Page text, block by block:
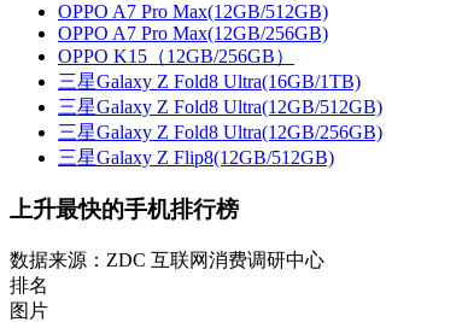
OPPO A7 Pro Max(12GB/512GB)
OPPO A7 Pro Max(12GB/256GB)
OPPO K15（12GB/256GB）
三星Galaxy Z Fold8 Ultra(16GB/1TB)
三星Galaxy Z Fold8 Ultra(12GB/512GB)
三星Galaxy Z Fold8 Ultra(12GB/256GB)
三星Galaxy Z Flip8(12GB/512GB)
上升最快的手机排行榜
数据来源：ZDC 互联网消费调研中心
排名
图片